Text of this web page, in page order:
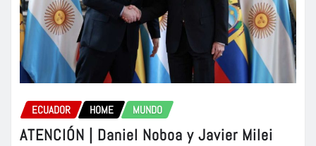
ECUADOR HOME MUNDO
ATENCIÓN | Daniel Noboa y Javier Milei